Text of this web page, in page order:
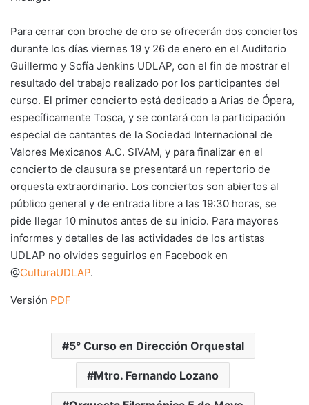
Para cerrar con broche de oro se ofrecerán dos conciertos
durante los días viernes 19 y 26 de enero en el Auditorio
Guillermo y Sofía Jenkins UDLAP, con el fin de mostrar el
resultado del trabajo realizado por los participantes del
curso. El primer concierto está dedicado a Arias de Ópera,
específicamente Tosca, y se contará con la participación
especial de cantantes de la Sociedad Internacional de
Valores Mexicanos A.C. SIVAM, y para finalizar en el
concierto de clausura se presentará un repertorio de
orquesta extraordinario. Los conciertos son abiertos al
público general y de entrada libre a las 19:30 horas, se
pide llegar 10 minutos antes de su inicio. Para mayores
informes y detalles de las actividades de los artistas
UDLAP no olvides seguirlos en Facebook en
@CulturaUDLAP.
Versión PDF
5° Curso en Dirección Orquestal
Mtro. Fernando Lozano